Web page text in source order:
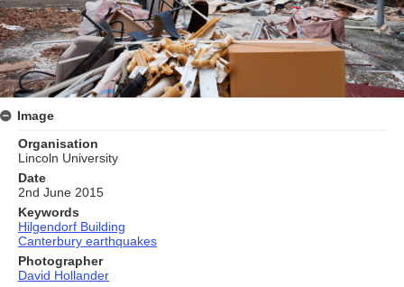
Image
Organisation
Lincoln University
Date
2nd June 2015
Keywords
Hilgendorf Building
Canterbury earthquakes
Photographer
David Hollander